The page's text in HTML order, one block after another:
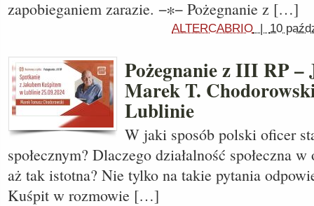
zapobieganiem zarazie. −∗− Pożegnanie z […]
ALTERCABRIO | 10
Pożegnanie z III RP
Marek T.
Lublinie
W jaki sposób polski oficer
społecznym? Dlaczego działalność społeczna
aż tak istotna? Nie tylko na takie pytania
Kuśpit w rozmowie […]